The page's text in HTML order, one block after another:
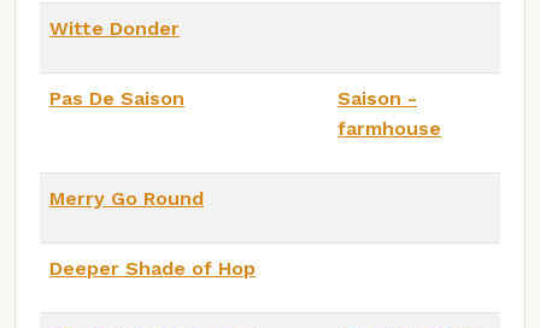
Witte Donder
Pas De Saison
Saison -
farmhouse
Merry Go Round
Deeper Shade of Hop